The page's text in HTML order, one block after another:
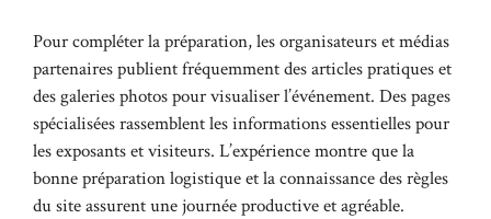
Pour compléter la préparation, les organisateurs et médias
partenaires publient fréquemment des articles pratiques et
des galeries photos pour visualiser l’événement. Des pages
spécialisées rassemblent les informations essentielles pour
les exposants et visiteurs. L’expérience montre que la
bonne préparation logistique et la connaissance des règles
du site assurent une journée productive et agréable.